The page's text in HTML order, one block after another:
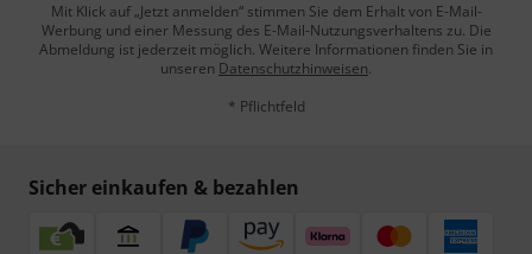
Mit Klick auf „Jetzt anmelden“ stimmen Sie dem Erhalt von E-Mail-
Werbung und einer Messung des E-Mail-Nutzungsverhaltens zu. Die
Abmeldung ist jederzeit möglich. Weitere Informationen finden Sie in
unseren Datenschutzhinweisen.
* Pflichtfeld
Sicher einkaufen & bezahlen